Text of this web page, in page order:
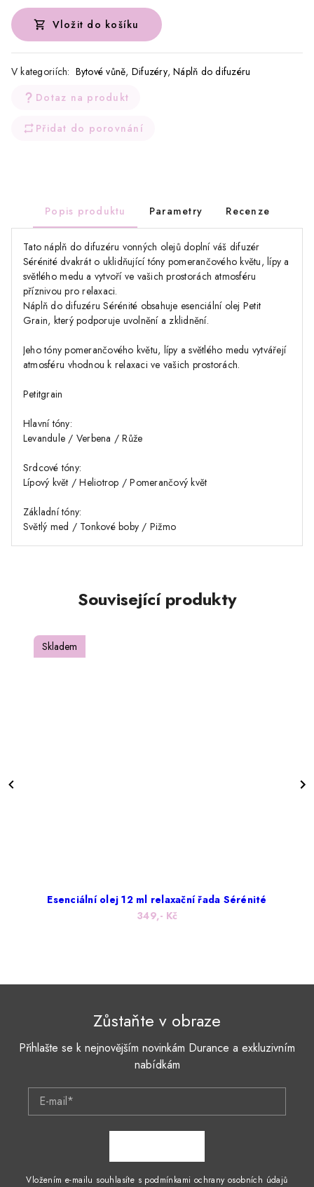
Vložit do košíku
V kategoriích: Bytové vůně, Difuzéry,Náplň do difuzéru
Dotaz na produkt
Přidat do porovnání
Popis produktu Parametry Recenze
Tato náplň do difuzéru vonných olejů doplní váš difuzér
Sérénité dvakrát o uklidňující tóny pomerančového květu, lípy a
světlého medu a vytvoří ve vašich prostorách atmosféru
příznivou pro relaxaci.
Náplň do difuzéru Sérénité obsahuje esenciální olej Petit
Grain, který podporuje uvolnění a zklidnění.
Jeho tóny pomerančového květu, lípy a světlého medu vytvářejí
atmosféru vhodnou k relaxaci ve vašich prostorách.
Petitgrain
Hlavní tóny:
Levandule / Verbena / Růže
Srdcové tóny:
Lípový květ / Heliotrop / Pomerančový květ
Základní tóny:
Světlý med / Tonkové boby / Pižmo
Související produkty
Skladem
Esenciální olej 12 ml relaxační řada Sérénité
349,- Kč
Zůstaňte v obraze
Přihlašte se k nejnovějším novinkám Durance a exkluzivním
nabídkám
E-mail*
Vložením e-mailu souhlasíte s podmínkami ochrany osobních údajů